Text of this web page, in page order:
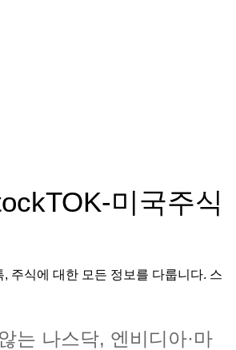
미국주식
주식에 대한 모든 정보를 다룹니다. 스
는 나스닥, 엔비디아·마